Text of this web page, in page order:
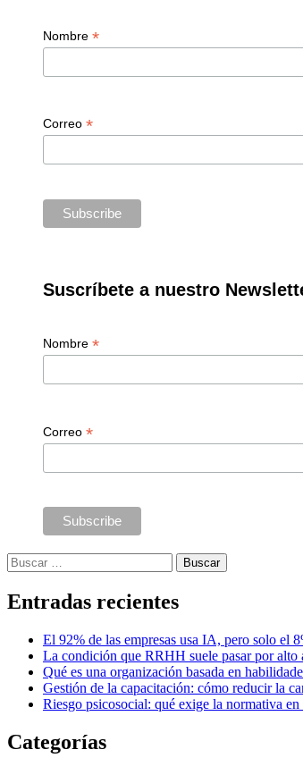
Nombre *
Correo *
Suscríbete a nuestro
Nombre *
Correo *
Buscar:
Entradas recientes
El 92% de las empresas usa IA, pero solo el
La condición que RRHH suele pasar por
Qué es una organización basada en
Gestión de la capacitación: cómo reducir la
Riesgo psicosocial: qué exige la normativa en
Categorías